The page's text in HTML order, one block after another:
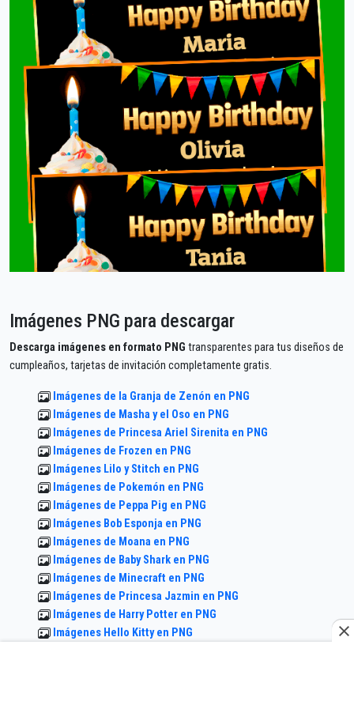
Imágenes PNG para descargar
Descarga imágenes en formato PNG transparentes para tus diseños de
cumpleaños, tarjetas de invitación completamente gratis.
Imágenes de la Granja de Zenón en PNG
Imágenes de Masha y el Oso en PNG
Imágenes de Princesa Ariel Sirenita en PNG
Imágenes de Frozen en PNG
Imágenes Lilo y Stitch en PNG
Imágenes de Pokemón en PNG
Imágenes de Peppa Pig en PNG
Imágenes Bob Esponja en PNG
Imágenes de Moana en PNG
Imágenes de Baby Shark en PNG
Imágenes de Minecraft en PNG
Imágenes de Princesa Jazmin en PNG
Imágenes de Harry Potter en PNG
Imágenes Hello Kitty en PNG